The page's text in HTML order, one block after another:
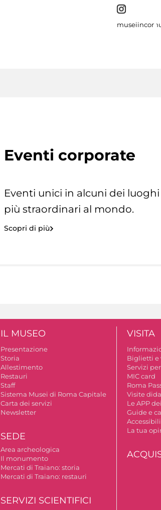
Eventi corporate
Eventi unici in alcuni dei luoghi
più straordinari al mondo.
Scopri di più
IL MUSEO
Presentazione
Storia
Allestimento
Restauri
Staff
Sistema Musei di Roma Capitale
Carta dei servizi
Newsletter
SEDE
Area archeologica
Il monumento
Mercati di Traiano: storia
Mercati di Traiano: restauri
SERVIZI SCIENTIFICI
VISITA
Biglietti e
Servizi
MIC card
Roma
Visite
Le APP
Guide e
La tua